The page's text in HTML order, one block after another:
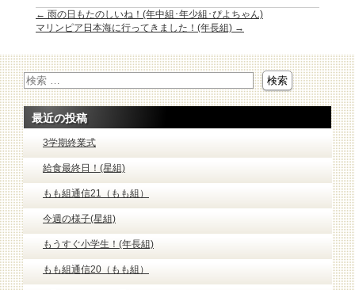
← 雨の日もたのしいね！(年中組･年少組･ぴよちゃん)
マリンピア日本海に行ってきました！(年長組) →
最近の投稿
3学期終業式
給食最終日！(星組)
もも組通信21（もも組）
今週の様子(星組)
もうすぐ小学生！(年長組)
もも組通信20（もも組）